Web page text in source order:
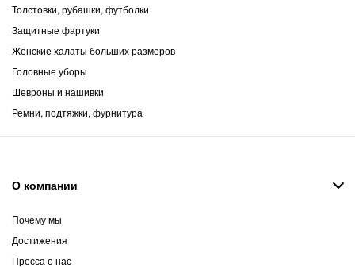
Толстовки, рубашки, футболки
Защитные фартуки
Женские халаты больших размеров
Головные уборы
Шевроны и нашивки
Ремни, подтяжки, фурнитура
О компании
Почему мы
Достижения
Пресса о нас